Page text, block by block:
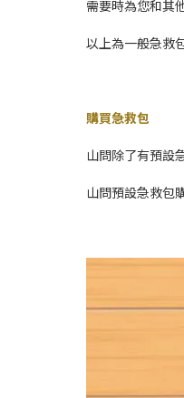
需要時為您和其
以上為一般急救
購買急救包
山問除了有預設
山問預設急救包